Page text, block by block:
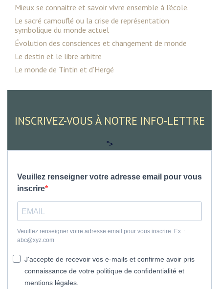
Mieux se connaitre et savoir vivre ensemble à l’école.
Le sacré camouflé ou la crise de représentation
symbolique du monde actuel
Évolution des consciences et changement de monde
Le destin et le libre arbitre
Le monde de Tintin et d’Hergé
INSCRIVEZ-VOUS À NOTRE INFO-LETTRE
">
Veuillez renseigner votre adresse email pour vous
inscrire
Veuillez renseigner votre adresse email pour vous inscrire. Ex. :
abc@xyz.com
J'accepte de recevoir vos e-mails et confirme avoir pris
connaissance de votre politique de confidentialité et
mentions légales.